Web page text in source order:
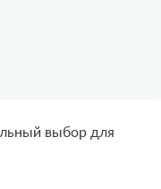
выбор для